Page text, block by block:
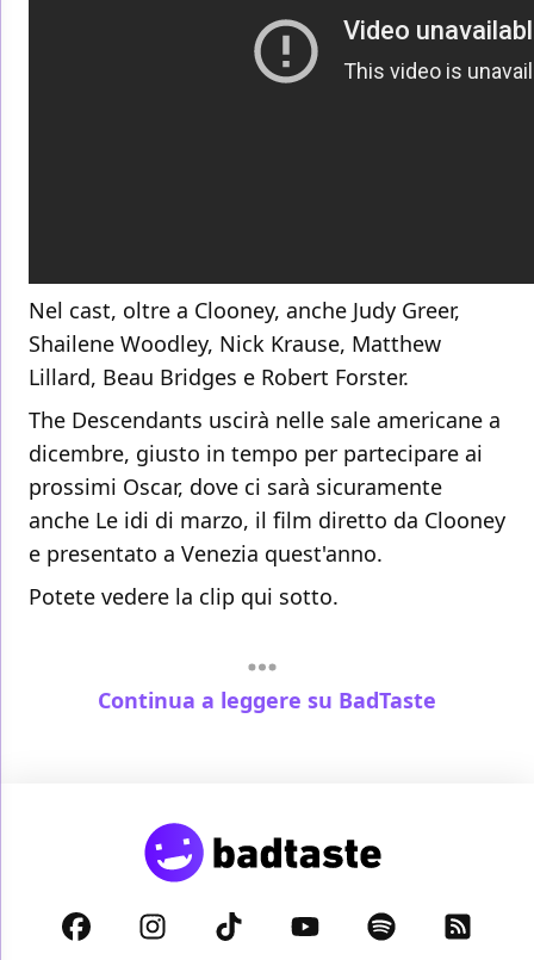
Nel cast, oltre a Clooney, anche Judy Greer,
Shailene Woodley, Nick Krause, Matthew
Lillard, Beau Bridges e Robert Forster.
The Descendants uscirà nelle sale americane a
dicembre, giusto in tempo per partecipare ai
prossimi Oscar, dove ci sarà sicuramente
anche Le idi di marzo, il film diretto da Clooney
e presentato a Venezia quest'anno.
Potete vedere la clip qui sotto.
Continua a leggere su BadTaste